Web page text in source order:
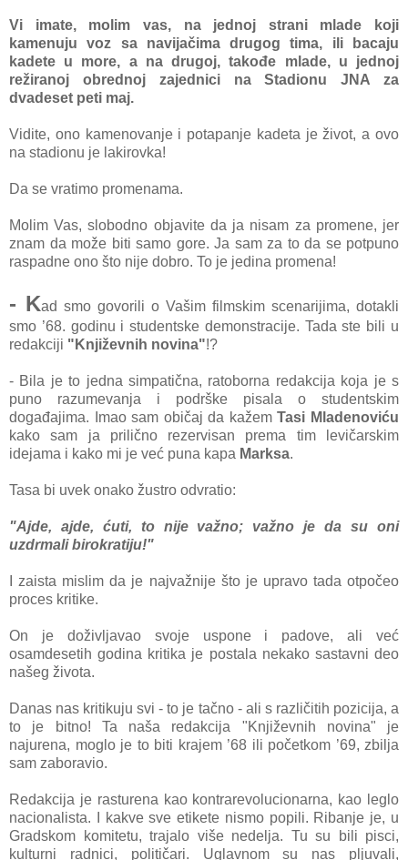
Vi imate, molim vas, na jednoj strani mlade koji
kamenuju voz sa navijačima drugog tima, ili bacaju
kadete u more, a na drugoj, takođe mlade, u jednoj
režiranoj obrednoj zajednici na Stadionu JNA za
dvadeset peti maj.
Vidite, ono kamenovanje i potapanje kadeta je život, a ovo
na stadionu je lakirovka!
Da se vratimo promenama.
Molim Vas, slobodno objavite da ja nisam za promene, jer
znam da može biti samo gore. Ja sam za to da se potpuno
raspadne ono što nije dobro. To je jedina promena!
- Kad smo govorili o Vašim filmskim scenarijima, dotakli
smo ’68. godinu i studentske demonstracije. Tada ste bili u
redakciji "Književnih novina"!?
- Bila je to jedna simpatična, ratoborna redakcija koja je s
puno razumevanja i podrške pisala o studentskim
događajima. Imao sam običaj da kažemTasi Mladenoviću
kako sam ja prilično rezervisan prema tim levičarskim
idejama i kako mi je već puna kapa Marksa.
Tasa bi uvek onako žustro odvratio:
"Ajde, ajde, ćuti, to nije važno; važno je da su oni
uzdrmali birokratiju!"
I zaista mislim da je najvažnije što je upravo tada otpočeo
proces kritike.
On je doživljavao svoje uspone i padove, ali već
osamdesetih godina kritika je postala nekako sastavni deo
našeg života.
Danas nas kritikuju svi - to je tačno - ali s različitih pozicija, a
to je bitno! Ta naša redakcija "Književnih novina" je
najurena, moglo je to biti krajem ’68 ili početkom ’69, zbilja
sam zaboravio.
Redakcija je rasturena kao kontrarevolucionarna, kao leglo
nacionalista. I kakve sve etikete nismo popili. Ribanje je, u
Gradskom komitetu, trajalo više nedelja. Tu su bili pisci,
kulturni radnici, političari. Uglavnom su nas pljuvali,